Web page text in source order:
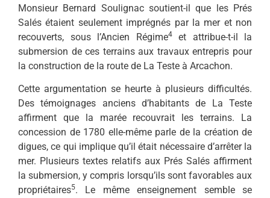
Monsieur Bernard Soulignac soutient-il que les Prés
Salés étaient seulement imprégnés par la mer et non
recouverts, sous l’Ancien Régime4et attribue-t-il la
submersion de ces terrains aux travaux entrepris pour
la construction de la route de La Teste à Arcachon.
Cette argumentation se heurte à plusieurs difficultés.
Des témoignages anciens d’habitants de La Teste
affirment que la marée recouvrait les terrains. La
concession de 1780 elle-même parle de la création de
digues, ce qui implique qu’il était nécessaire d’arrêter la
mer. Plusieurs textes relatifs aux Prés Salés affirment
la submersion, y compris lorsqu’ils sont favorables aux
propriétaires5. Le même enseignement semble se